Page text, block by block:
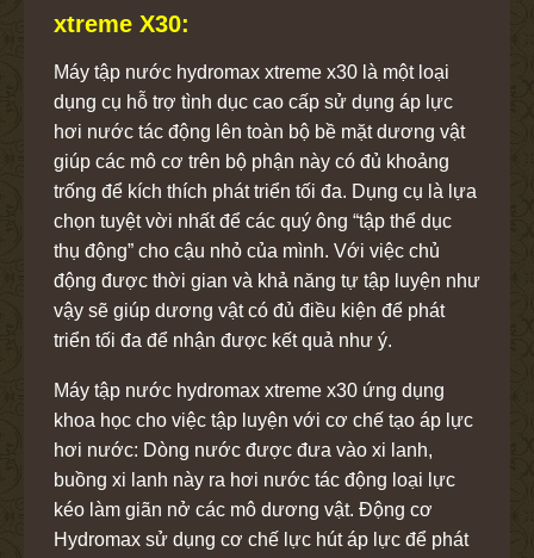
xtreme X30:
Máy tập nước hydromax xtreme x30 là một loại
dụng cụ hỗ trợ tình dục cao cấp sử dụng áp lực
hơi nước tác động lên toàn bộ bề mặt dương vật
giúp các mô cơ trên bộ phận này có đủ khoảng
trống để kích thích phát triển tối đa. Dụng cụ là lựa
chọn tuyệt vời nhất để các quý ông “tập thể dục
thụ động” cho cậu nhỏ của mình. Với việc chủ
động được thời gian và khả năng tự tập luyện như
vậy sẽ giúp dương vật có đủ điều kiện để phát
triển tối đa để nhận được kết quả như ý.
Máy tập nước hydromax xtreme x30 ứng dụng
khoa học cho việc tập luyện với cơ chế tạo áp lực
hơi nước: Dòng nước được đưa vào xi lanh,
buồng xi lanh này ra hơi nước tác động loại lực
kéo làm giãn nở các mô dương vật. Động cơ
Hydromax sử dụng cơ chế lực hút áp lực để phát